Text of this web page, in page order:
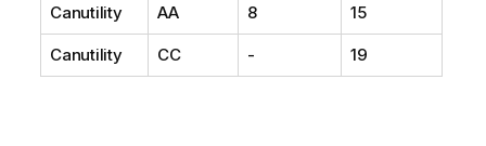
Canutility AA 8 15
Canutility CC - 19